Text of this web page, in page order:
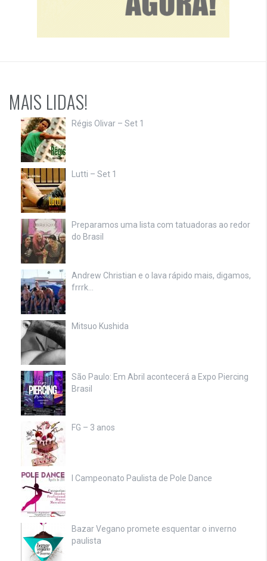
MAIS LIDAS!
Régis Olivar – Set 1
Lutti – Set 1
Preparamos uma lista com tatuadoras ao redor
do Brasil
Andrew Christian e o lava rápido mais, digamos,
frrrk…
Mitsuo Kushida
São Paulo: Em Abril acontecerá a Expo Piercing
Brasil
FG – 3 anos
I Campeonato Paulista de Pole Dance
Bazar Vegano promete esquentar o inverno
paulista